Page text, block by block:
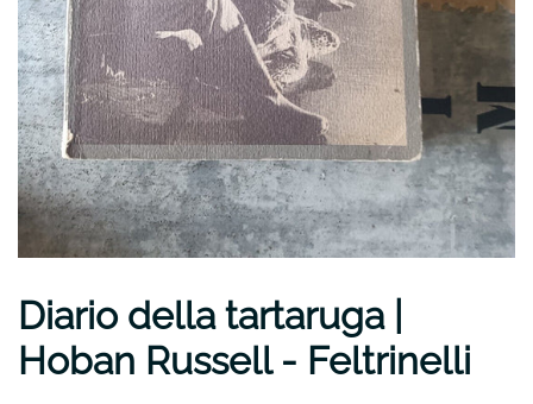
Diario della tartaruga |
Hoban Russell - Feltrinelli